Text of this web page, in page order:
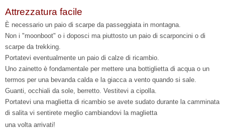
Attrezzatura facile
È necessario un paio di scarpe da passeggiata in montagna.
Non i "moonboot" o i doposci ma piuttosto un paio di scarponcini o di
scarpe da trekking.
Portatevi eventualmente un paio di calze di ricambio.
Uno zainetto è fondamentale per mettere una bottiglietta di acqua o un
termos per una bevanda calda e la giacca a vento quando si sale.
Guanti, occhiali da sole, berretto. Vestitevi a cipolla.
Portatevi una maglietta di ricambio se avete sudato durante la camminata
di salita vi sentirete meglio cambiandovi la maglietta
una volta arrivati!